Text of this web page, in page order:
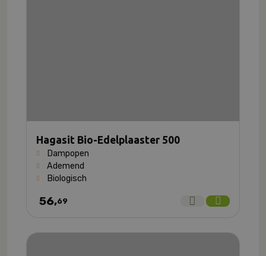
Hagasit Bio-Edelplaaster 500
Dampopen
Ademend
Biologisch
56,69